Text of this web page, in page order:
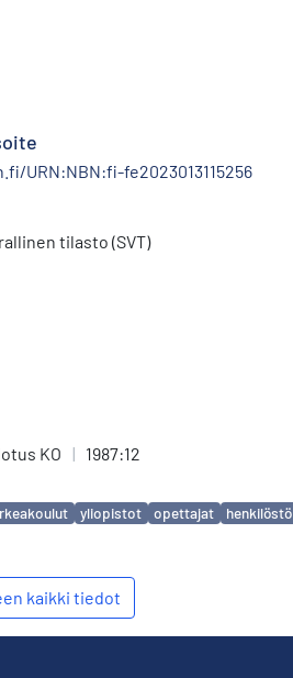
URN:NBN:fi-fe2023013115256
tilasto (SVT)
KO | 1987:12
yliopistot opettajat henkilöstö
kaikki tiedot